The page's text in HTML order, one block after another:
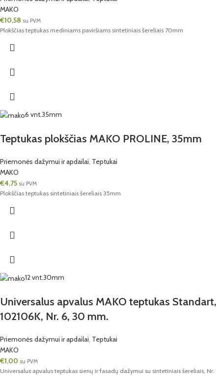
MAKO
€10,58 su PVM
Plokščias teptukas mediniams paviršiams sintetiniais šereliais 70mm
6 vnt.35mm
Teptukas plokščias MAKO PROLINE, 35mm
Priemonės dažymui ir apdailai, Teptukai
MAKO
€4,75 su PVM
Plokščias teptukas sintetiniais šereliais 35mm
12 vnt.30mm
Universalus apvalus MAKO teptukas Standart,
102106K, Nr. 6, 30 mm.
Priemonės dažymui ir apdailai Teptukai
MAKO
€1,00 su PVM
Universalus apvalus teptukas sienų ir fasadų dažymui su sintetiniais šereliais, Nr.